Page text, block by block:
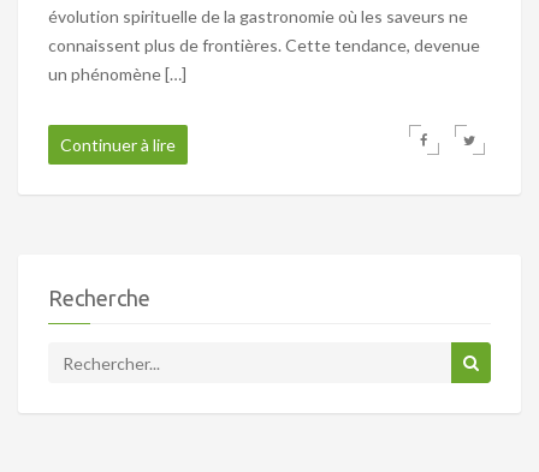
évolution spirituelle de la gastronomie où les saveurs ne
connaissent plus de frontières. Cette tendance, devenue
un phénomène […]
Continuer à lire
Recherche